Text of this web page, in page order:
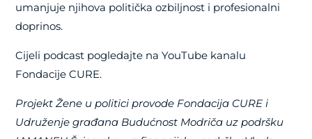
umanjuje njihova politička ozbiljnost i profesionalni
doprinos.
Cijeli podcast pogledajte na YouTube kanalu
Fondacije CURE.
Projekt Žene u politici provode Fondacija CURE i
Udruženje građana Budućnost Modriča uz podršku